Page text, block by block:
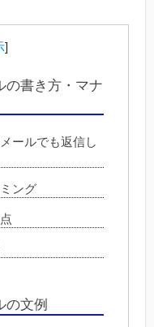
]
の書き方・マナ
ールでも返信し
ング
の文例